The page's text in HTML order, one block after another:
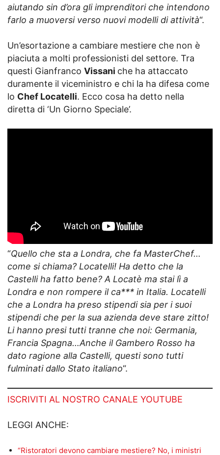
aiutando sin d’ora gli imprenditori che intendono
farlo a muoversi verso nuovi modelli di attività“.
Un’esortazione a cambiare mestiere che non è
piaciuta a molti professionisti del settore. Tra
questi Gianfranco Vissani che ha attaccato
duramente il viceministro e chi la ha difesa come
lo Chef Locatelli. Ecco cosa ha detto nella
diretta di ‘Un Giorno Speciale’.
“Quello che sta a Londra, che fa MasterChef…
come si chiama? Locatelli! Ha detto che la
Castelli ha fatto bene? A Locatè ma stai lì a
Londra e non rompere il ca*** in Italia. Locatelli
che a Londra ha preso stipendi sia per i suoi
stipendi che per la sua azienda deve stare zitto!
Li hanno presi tutti tranne che noi: Germania,
Francia Spagna…Anche il Gambero Rosso ha
dato ragione alla Castelli, questi sono tutti
fulminati dallo Stato italiano“.
ISCRIVITI AL NOSTRO CANALE YOUTUBE
LEGGI ANCHE:
“Ristoratori devono cambiare mestiere? No, i ministri